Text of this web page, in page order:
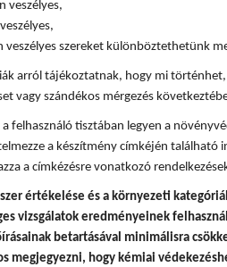
veszélyes,
veszélyes szereket különböztethetünk
arról tájékoztatnak, hogy mi
vagy szándékos mérgezés
a felhasználó tisztában legyen a
a készítmény címkéjén található
a címkézésre vonatkozó
értékelése és a környezeti
vizsgálatok eredményeinek
betartásával minimálisra
megjegyezni, hogykémiai